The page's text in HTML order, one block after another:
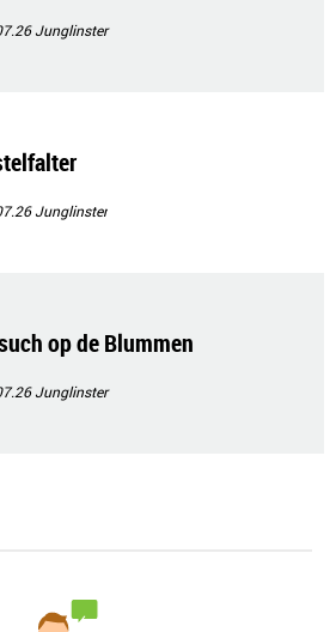
Junglinster
Junglinster
op de Blummen
Junglinster